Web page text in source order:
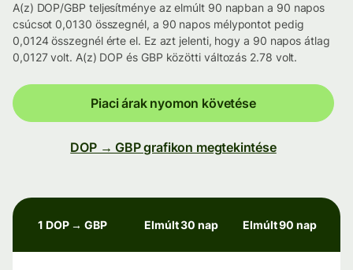
A(z) DOP/GBP teljesítménye az elmúlt 90 napban a 90 napos
csúcsot 0,0130 összegnél, a 90 napos mélypontot pedig
0,0124 összegnél érte el. Ez azt jelenti, hogy a 90 napos átlag
0,0127 volt. A(z) DOP és GBP közötti változás 2.78 volt.
Piaci árak nyomon követése
DOP → GBP grafikon megtekintése
1 DOP → GBP Elmúlt 30 nap Elmúlt 90 nap